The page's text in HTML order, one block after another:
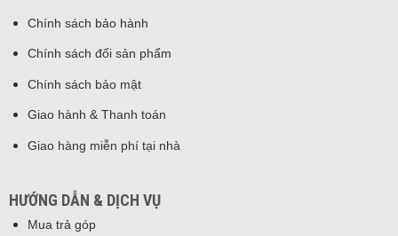
Chính sách bảo hành
Chính sách đổi sản phẩm
Chính sách bảo mật
Giao hành & Thanh toán
Giao hàng miễn phí tại nhà
HƯỚNG DẪN & DỊCH VỤ
Mua trả góp